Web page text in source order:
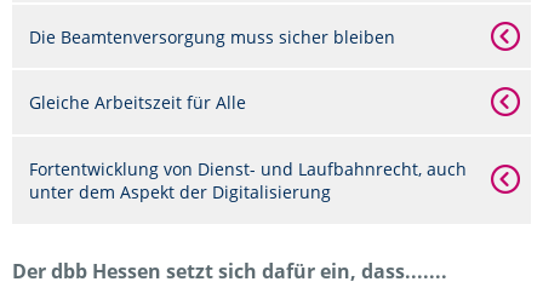
Die Beamtenversorgung muss sicher bleiben
Gleiche Arbeitszeit für Alle
Fortentwicklung von Dienst- und Laufbahnrecht, auch
unter dem Aspekt der Digitalisierung
Der dbb Hessen setzt sich dafür ein, dass.......